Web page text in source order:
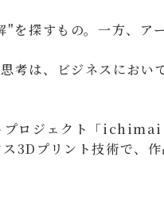
を探すもの。一方、
考は、ビジネスにお
プロジェクト「
プリント技術で、作